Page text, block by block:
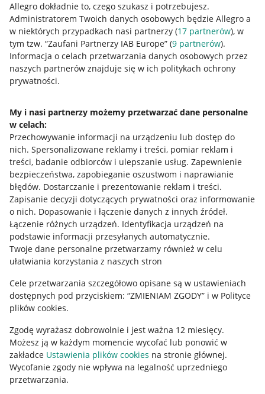
Allegro dokładnie to, czego szukasz i potrzebujesz.
Administratorem Twoich danych osobowych będzie Allegro a
w niektórych przypadkach nasi partnerzy (17 partnerów), w
tym tzw. “Zaufani Partnerzy IAB Europe” (9 partnerów).
Informacja o celach przetwarzania danych osobowych przez
naszych partnerów znajduje się w ich politykach ochrony
prywatności.
My i nasi partnerzy możemy przetwarzać dane personalne
w celach:
Przechowywanie informacji na urządzeniu lub dostęp do
nich. Spersonalizowane reklamy i treści, pomiar reklam i
treści, badanie odbiorców i ulepszanie usług. Zapewnienie
bezpieczeństwa, zapobieganie oszustwom i naprawianie
błędów. Dostarczanie i prezentowanie reklam i treści.
Zapisanie decyzji dotyczących prywatności oraz informowanie
o nich. Dopasowanie i łączenie danych z innych źródeł.
Łączenie różnych urządzeń. Identyfikacja urządzeń na
podstawie informacji przesyłanych automatycznie.
Twoje dane personalne przetwarzamy również w celu
ułatwiania korzystania z naszych stron
Cele przetwarzania szczegółowo opisane są w ustawieniach
dostępnych pod przyciskiem: “ZMIENIAM ZGODY” i w Polityce
plików cookies.
Zgodę wyrażasz dobrowolnie i jest ważna 12 miesięcy.
Możesz ją w każdym momencie wycofać lub ponowić w
zakładce Ustawienia plików cookies na stronie głównej.
Wycofanie zgody nie wpływa na legalność uprzedniego
przetwarzania.
Nawigacja
Przydatne informacje
Jak to działa
Allegro Gadane dla sprzedających
Allegro Gadane dla kupujących
Mapa miejscowości
Informacje prawne
Regulamin
Polityka plików "cookies"
Ustawienia plików "cookies"
Udostępnianie lokalizacji
Informacje dla Aktu o Usługach Cyfrowych
Pobierz aplikację